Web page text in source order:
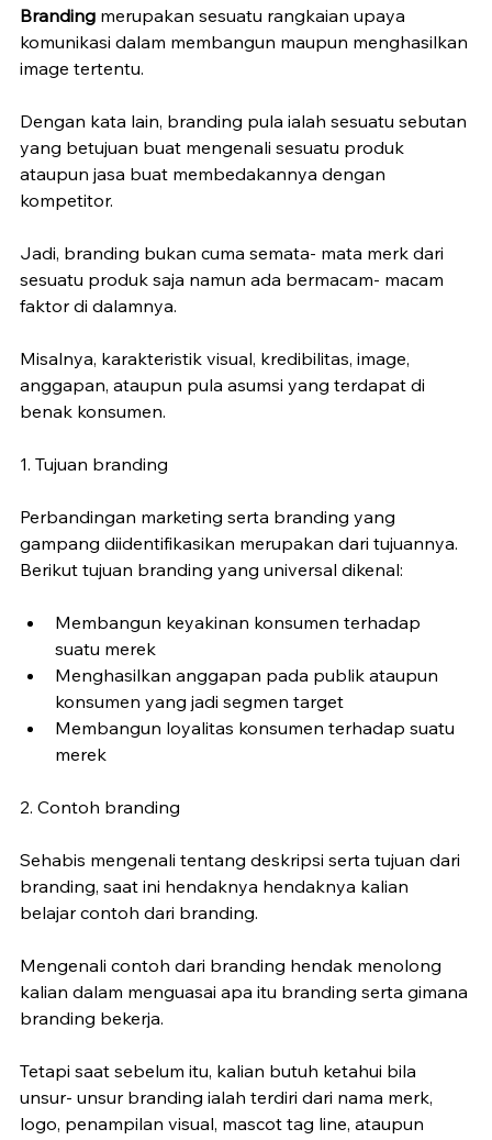
Branding merupakan sesuatu rangkaian upaya
komunikasi dalam membangun maupun menghasilkan
image tertentu.
Dengan kata lain, branding pula ialah sesuatu sebutan
yang betujuan buat mengenali sesuatu produk
ataupun jasa buat membedakannya dengan
kompetitor.
Jadi, branding bukan cuma semata- mata merk dari
sesuatu produk saja namun ada bermacam- macam
faktor di dalamnya.
Misalnya, karakteristik visual, kredibilitas, image,
anggapan, ataupun pula asumsi yang terdapat di
benak konsumen.
1. Tujuan branding
Perbandingan marketing serta branding yang
gampang diidentifikasikan merupakan dari tujuannya.
Berikut tujuan branding yang universal dikenal:
Membangun keyakinan konsumen terhadap
suatu merek
Menghasilkan anggapan pada publik ataupun
konsumen yang jadi segmen target
Membangun loyalitas konsumen terhadap suatu
merek
2. Contoh branding
Sehabis mengenali tentang deskripsi serta tujuan dari
branding, saat ini hendaknya hendaknya kalian
belajar contoh dari branding.
Mengenali contoh dari branding hendak menolong
kalian dalam menguasai apa itu branding serta gimana
branding bekerja.
Tetapi saat sebelum itu, kalian butuh ketahui bila
unsur- unsur branding ialah terdiri dari nama merk,
logo, penampilan visual, mascot tag line, ataupun